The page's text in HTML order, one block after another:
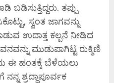
ಬಡಿಸುತ್ತಿದ್ದರು. ತಪ್ಪು
ಸ್ವಂತ ಜಾಗವನ್ನು
ಉದಾತ್ತ ಕಲ್ಪನೆ ನೀಡಿದ
ಮುಡುಪಾಗಿಟ್ಟ ರುಕ್ಮಿಣಿ
ಈ ಹಂತಕ್ಕೆ ಬೆಳೆಯಲು
ಶ್ರದ್ಧಾಪೂರ್ವಕ